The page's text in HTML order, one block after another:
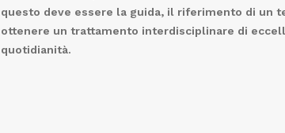
questo deve essere la guida, il riferimento di un
ottenere un trattamento interdisciplinare di
quotidianità.